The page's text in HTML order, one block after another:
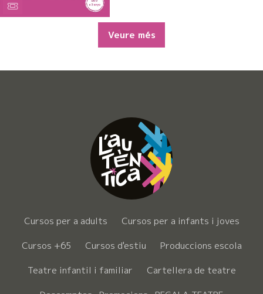
Veure més
Cursos per a adults
Cursos per a infants i joves
Cursos +65
Cursos d'estiu
Produccions escola
Teatre infantil i familiar
Cartellera de teatre